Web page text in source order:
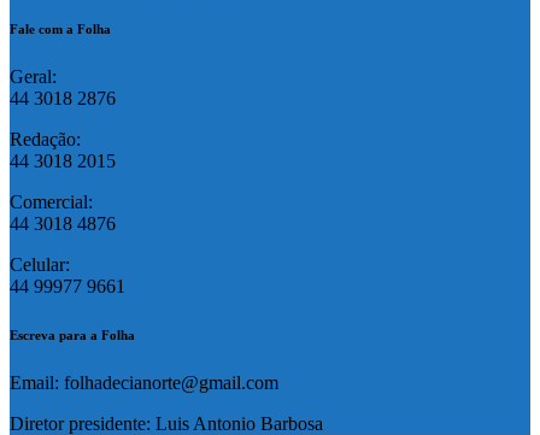
Fale com a Folha
Geral:
44 3018 2876
Redação:
44 3018 2015
Comercial:
44 3018 4876
Celular:
44 99977 9661
Escreva para a Folha
Email: folhadecianorte@gmail.com
Diretor presidente: Luis Antonio Barbosa